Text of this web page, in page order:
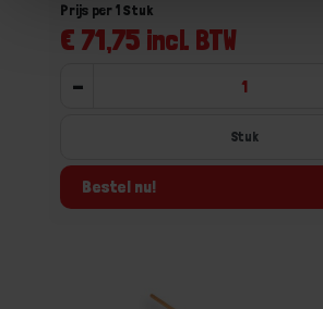
€ 71,75 incl. BTW
Prijs per 1 Stuk
-
Stuk
Bestel nu!